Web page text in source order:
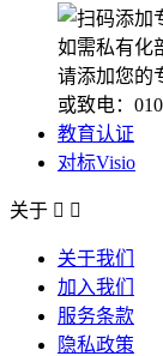
如需私有化
请添加您的
或致电：
教育认证
对标Visio
关于  
关于我们
加入我们
服务条款
隐私政策